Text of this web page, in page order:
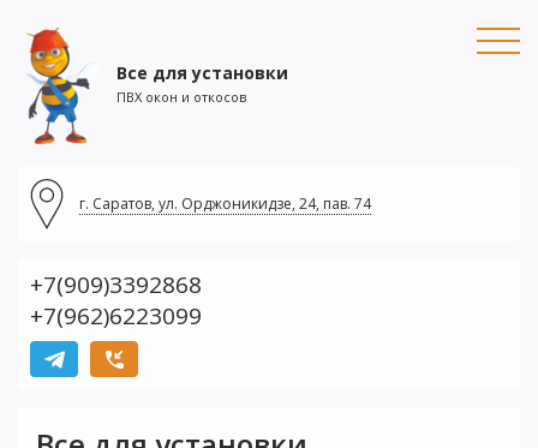
Все для установки
ПВХ окон и откосов
г. Саратов, ул. Орджоникидзе, 24, пав. 74
+7(909)3392868
+7(962)6223099